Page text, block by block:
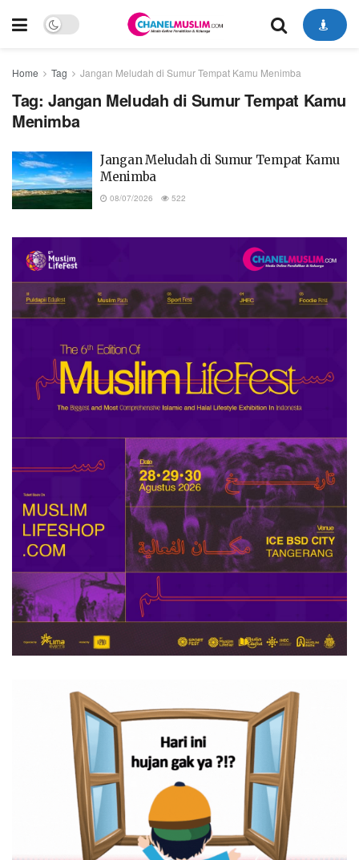
Home Tag Jangan Meludah di Sumur Tempat Kamu Menimba
Tag: Jangan Meludah di Sumur Tempat Kamu
Menimba
Jangan Meludah di Sumur Tempat Kamu
Menimba
08/07/2026 522